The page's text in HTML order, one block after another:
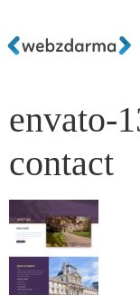
envato-
contact